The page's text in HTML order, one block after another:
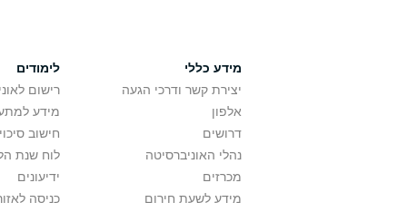
מידע כללי
יצירת קשר ודרכי הגעה
אלפון
דרושים
נהלי האוניברסיטה
מכרזים
מידע לשעת חירום
לימודים
רישום
מידע
חישוב
לוח שנת
ידיעונים
כניסה